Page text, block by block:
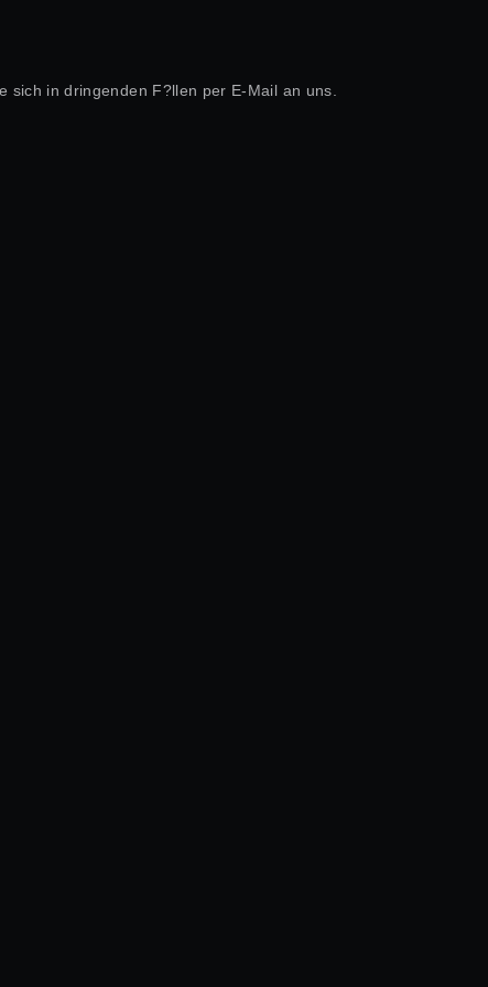
in dringenden F?llen per E-Mail an uns.